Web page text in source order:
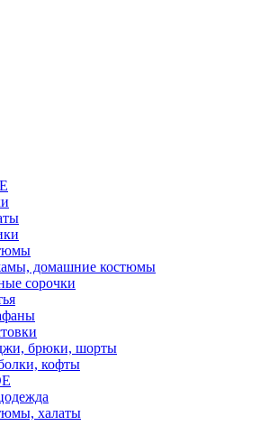
домашние костюмы
сорочки
брюки, шорты
кофты
халаты